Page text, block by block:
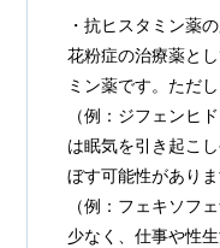
・抗ヒスタミン薬
花粉症の治療薬と
ミン薬です。ただ
（例：ジフェンヒ
は眠気を引き起こ
ぼす可能性があり
（例：フェキソフ
少なく、仕事や性